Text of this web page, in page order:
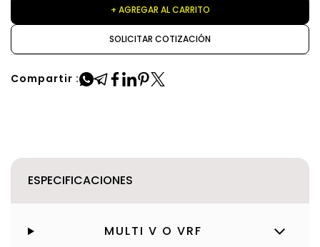
+ AGREGAR AL CARRITO
SOLICITAR COTIZACIÓN
Compartir :
ESPECIFICACIONES
MULTI V O VRF